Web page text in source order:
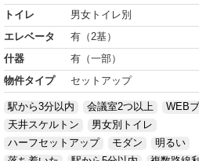
トイレ
男女トイレ別
エレベータ
有（2基）
什器
有（一部）
物件タイプ
セットアップ
駅から3分以内 会議室2つ以上
WEB
天井スケルトン
男女別トイレ
ハーフセットアップ
モダン
明るい